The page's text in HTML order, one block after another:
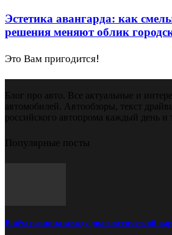
Эстетика авангарда: как
решения меняют облик
Это Вам пригодится!
Блог про авто. Все актуальные и
автомобилей. Автообзоры, текст
российского автопрома каждый день и
Популярные посты
В чём разница между диагностической